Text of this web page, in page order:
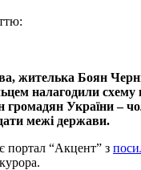
жителька Боян
налагодили схему
громадян України –
межі держави.
портал “Акцент” з